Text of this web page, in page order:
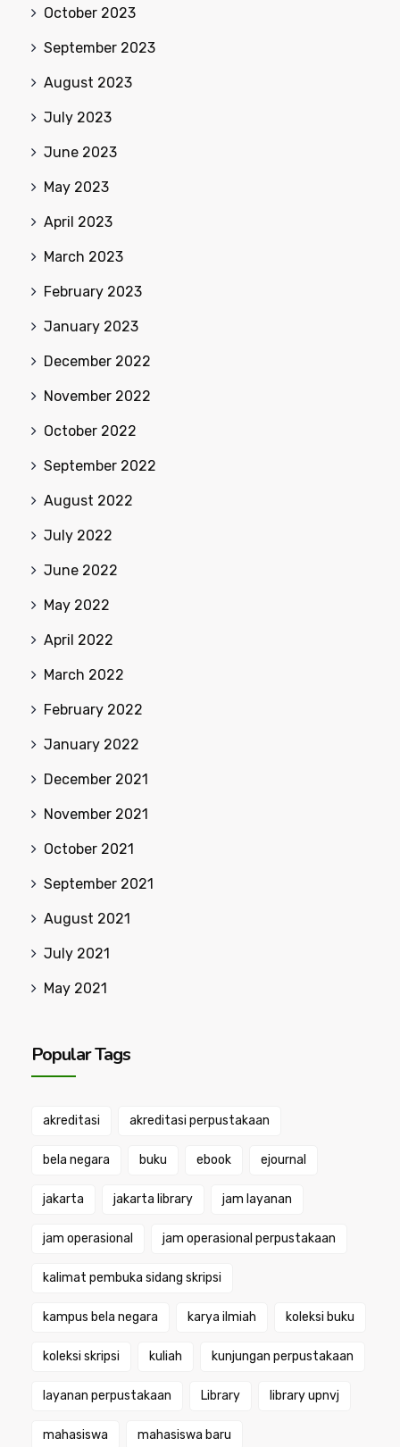
October 2023
September 2023
August 2023
July 2023
June 2023
May 2023
April 2023
March 2023
February 2023
January 2023
December 2022
November 2022
October 2022
September 2022
August 2022
July 2022
June 2022
May 2022
April 2022
March 2022
February 2022
January 2022
December 2021
November 2021
October 2021
September 2021
August 2021
July 2021
May 2021
Popular Tags
akreditasi akreditasi perpustakaan
bela negara buku ebook ejournal
jakarta jakarta library jam layanan
jam operasional jam operasional perpustakaan
kalimat pembuka sidang skripsi
kampus bela negara karya ilmiah koleksi buku
koleksi skripsi kuliah kunjungan perpustakaan
layanan perpustakaan Library library upnvj
mahasiswa mahasiswa baru